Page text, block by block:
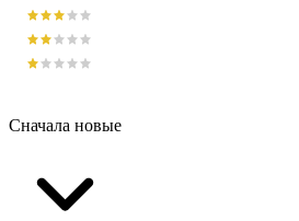
Сначала новые